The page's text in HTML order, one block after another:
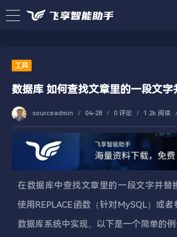
工具
数据库 如何查找文章里的一段文字
sourceadmin / 04-28 / 0 评论 / 1.2k 阅读 /
在数据库中查找文章里的一段文字并替
使用REPLACE函数（针对MySQL）或
数据库系统中实现。以下是一个简单的例